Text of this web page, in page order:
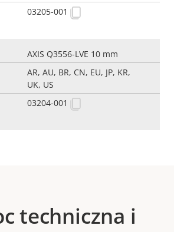
03205-001
AXIS Q3556-LVE 10 mm
AR, AU, BR, CN, EU, JP, KR,
UK, US
03204-001
techniczna i